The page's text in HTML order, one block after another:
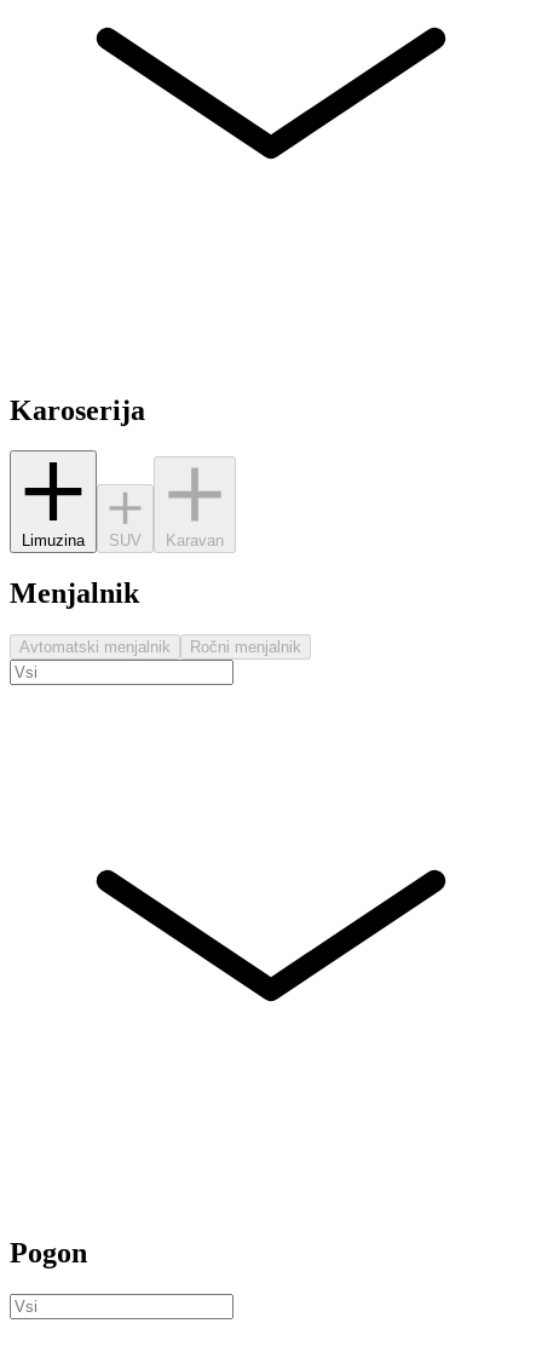
Karoserija
Limuzina SUV Karavan
Menjalnik
Avtomatski menjalnik Ročni menjalnik
Pogon